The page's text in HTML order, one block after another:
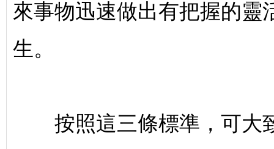
來事物迅速做出有把握的靈
生。
按照這三條標準，可大